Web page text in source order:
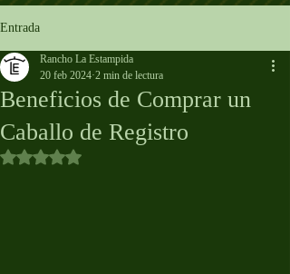
Entrada
Beneficios de Comprar un
Caballo de Registro
Rancho La Estampida
20 feb 2024 2 min de lectura
Obtuvo NaN de 5 estrellas.